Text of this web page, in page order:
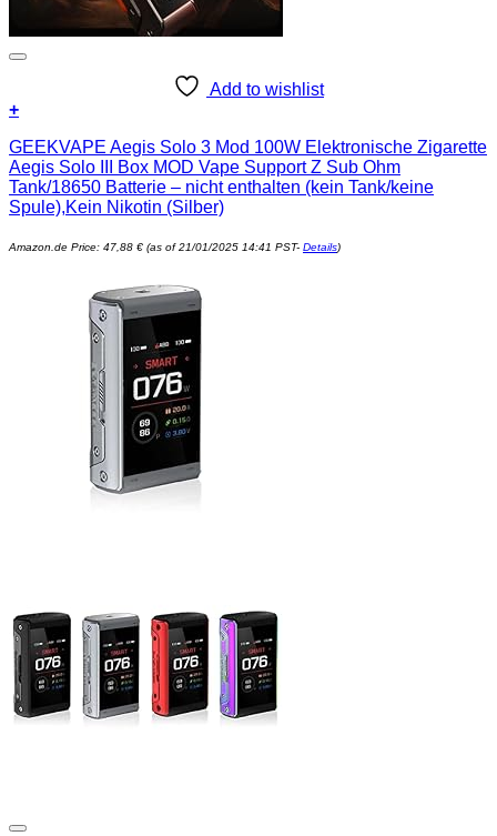
Add to wishlist
+
GEEKVAPE Aegis Solo 3 Mod 100W Elektronische Zigarette
Aegis Solo III Box MOD Vape Support Z Sub Ohm
Tank/18650 Batterie – nicht enthalten (kein Tank/keine
Spule),Kein Nikotin (Silber)
Amazon.de Price: 47,88 € (as of 21/01/2025 14:41 PST- Details)